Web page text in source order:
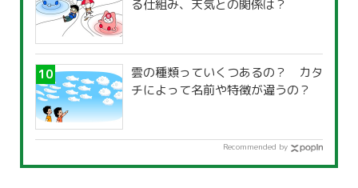
る仕組み、天気との関係は？
雲の種類っていくつあるの？ カタ
チによって名前や特徴が違うの？
Recommended by